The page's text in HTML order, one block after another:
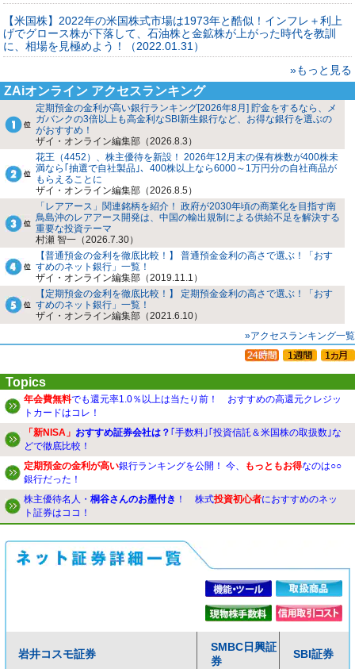
【米国株】2022年の米国株式市場は1973年と酷似！インフレ＋利上
げでグロース株が下落して、石油株と金鉱株が上がった時代を教訓
に、相場を見極めよう！（2022.01.31）
»もっと見る
ZAiオンライン アクセスランキング
定期預金の金利が高い銀行ランキング[2026年8月] 貯金をするなら、メ
ガバンクの3倍以上も高金利なSBI新生銀行など、お得な銀行を選ぶの
がおすすめ！
ザイ・オンライン編集部（2026.8.3）
花王（4452）、株主優待を新設！ 2026年12月末の保有株数が400株未
満なら｢抽選で自社製品｣、400株以上なら6000～1万円分の自社商品が
もらえることに
ザイ・オンライン編集部（2026.8.5）
「レアアース」関連銘柄を紹介！ 政府が2030年頃の商業化を目指す南
鳥島沖のレアアース開発は、中国の輸出規制による供給不足を解決する
重要な投資テーマ
村瀬 智一（2026.7.30）
【普通預金の金利を徹底比較！】 普通預金金利の高さで選ぶ！「おす
すめのネット銀行」一覧！
ザイ・オンライン編集部（2019.11.1）
【定期預金の金利を徹底比較！】 定期預金金利の高さで選ぶ！「おす
すめのネット銀行」一覧！
ザイ・オンライン編集部（2021.6.10）
»アクセスランキング一覧
Topics
年会費無料でも還元率1.0％以上は当たり前！ おすすめの高還元クレジッ
トカードはコレ！
「新NISA」 おすすめ証券会社は？ ｢手数料｣｢投資信託＆米国株の取扱数｣な
どで徹底比較！
定期預金の金利が高い銀行ランキングを公開！ 今、 もっともお得なのは○○
銀行だった！
株主優待名人・ 桐谷さんのお墨付き ！ 株式投資初心者におすすめのネッ
ト証券はココ！
岩井コスモ証券
SMBC日興証
券
SBI証券